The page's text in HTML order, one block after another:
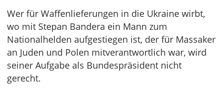
Wer für Waffenlieferungen in die Ukraine wirbt,
wo mit Stepan Bandera ein Mann zum
Nationalhelden aufgestiegen ist, der für Massaker
an Juden und Polen mitverantwortlich war, wird
seiner Aufgabe als Bundespräsident nicht
gerecht.